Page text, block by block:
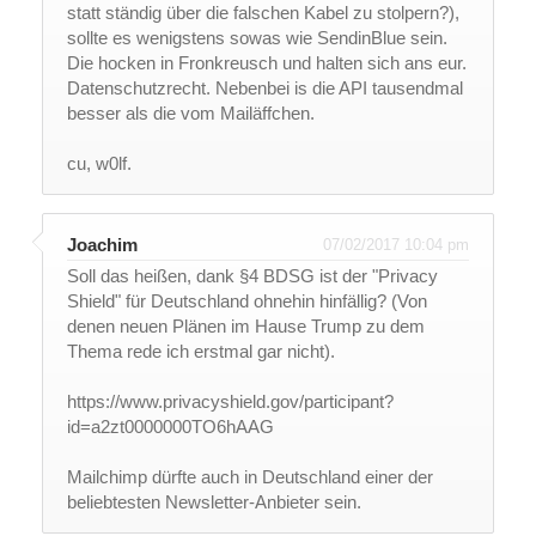
statt ständig über die falschen Kabel zu stolpern?),
sollte es wenigstens sowas wie SendinBlue sein.
Die hocken in Fronkreusch und halten sich ans eur.
Datenschutzrecht. Nebenbei is die API tausendmal
besser als die vom Mailäffchen.
cu, w0lf.
Joachim 07/02/2017 10:04 pm
Soll das heißen, dank §4 BDSG ist der "Privacy
Shield" für Deutschland ohnehin hinfällig? (Von
denen neuen Plänen im Hause Trump zu dem
Thema rede ich erstmal gar nicht).
https://www.privacyshield.gov/participant?
id=a2zt0000000TO6hAAG
Mailchimp dürfte auch in Deutschland einer der
beliebtesten Newsletter-Anbieter sein.